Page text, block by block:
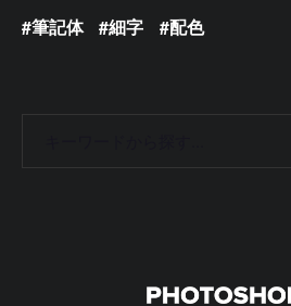
筆記体
細字 配色